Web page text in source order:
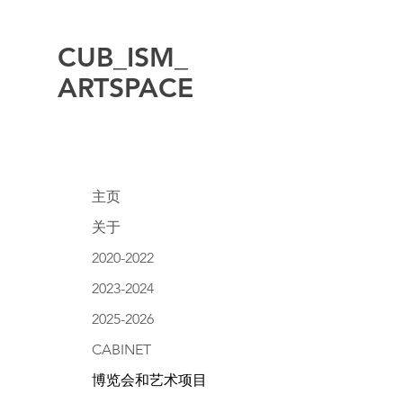
CUB_ISM_
ARTSPACE
主页
关于
2020-2022
2023-2024
2025-2026
CABINET
博览会和艺术项目